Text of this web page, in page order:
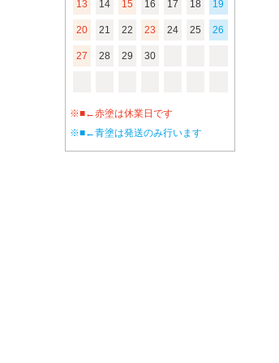
13 14 15 16 17 18 19
20 21 22 23 24 25 26
27 28 29 30
※■←赤塗は休業日です
※■←青塗は発送のみ行います